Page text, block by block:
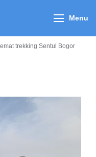
Menu
trekking Sentul Bogor